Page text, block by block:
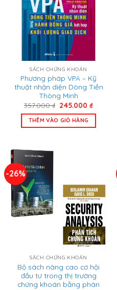
SÁCH CHỨNG KHOÁN
Phương pháp VPA – Kỹ
thuật nhận diện Dòng Tiền
Thông Minh
357.000₫ Giá
là:
357.000 ₫.
245.000₫Giá
THÊM VÀO GIỎ HÀNG
-26%
SÁCH CHỨNG KHOÁN
Bộ sách nâng cao cơ hội
đầu tư trong thị trường
chứng khoán bằng phân